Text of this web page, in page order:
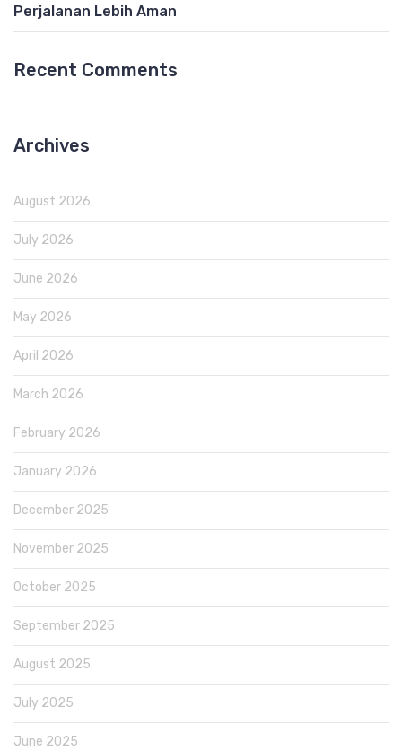
Perjalanan Lebih Aman
Recent Comments
Archives
August 2026
July 2026
June 2026
May 2026
April 2026
March 2026
February 2026
January 2026
December 2025
November 2025
October 2025
September 2025
August 2025
July 2025
June 2025